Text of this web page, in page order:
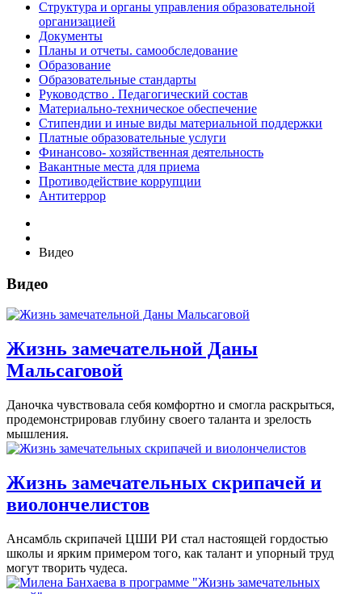
Структура и органы управления образовательной
организацией
Документы
Планы и отчеты. самообследование
Образование
Образовательные стандарты
Руководство . Педагогический состав
Материально-техническое обеспечение
Стипендии и иные виды материальной поддержки
Платные образовательные услуги
Финансово- хозяйственная деятельность
Вакантные места для приема
Противодействие коррупции
Антитеррор
Видео
Видео
Жизнь замечательной Даны
Мальсаговой
Даночка чувствовала себя комфортно и смогла раскрыться,
продемонстрировав глубину своего таланта и зрелость
мышления.
Жизнь замечательных скрипачей и
виолончелистов
Ансамбль скрипачей ЦШИ РИ стал настоящей гордостью
школы и ярким примером того, как талант и упорный труд
могут творить чудеса.